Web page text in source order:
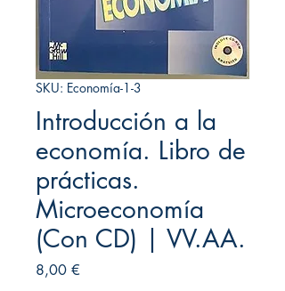
SKU: Economía-1-3
Introducción a la
economía. Libro de
prácticas.
Microeconomía
(Con CD) | VV.AA.
8,00 €